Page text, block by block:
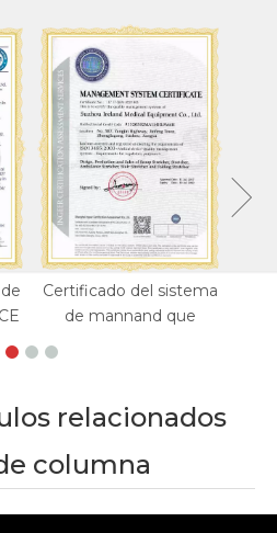
Certificado del sistema
de mannand que
relacionados
columna